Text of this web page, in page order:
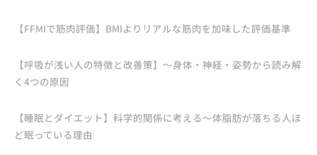
【FFMIで筋肉評価】BMIよりリアルな筋肉を加味した評価基準
【呼吸が浅い人の特徴と改善策】〜身体・神経・姿勢から読み解
く4つの原因
【睡眠とダイエット】科学的関係に考える〜体脂肪が落ちる人ほ
ど眠っている理由